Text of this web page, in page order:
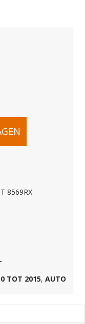
8569RX
TOT 2015, AUTO